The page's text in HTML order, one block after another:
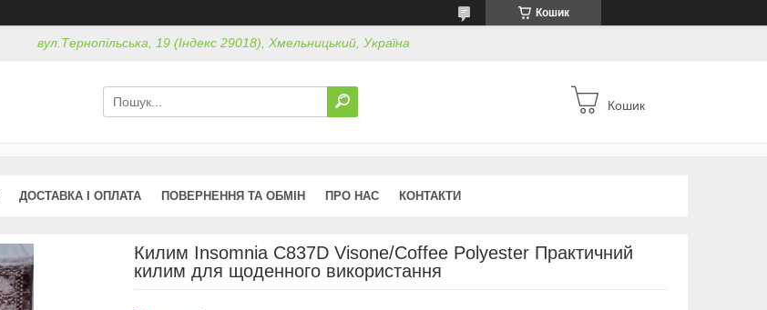
Кошик
вул.Тернопільська, 19 (Індекс 29018), Хмельницький, Україна
Кошик
ДОСТАВКА І ОПЛАТА ПОВЕРНЕННЯ ТА ОБМІН ПРО НАС КОНТАКТИ
Килим Insomnia C837D Visone/Coffee Polyester Практичний
килим для щоденного використання